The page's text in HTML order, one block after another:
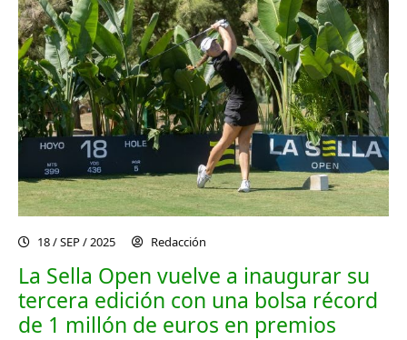
18 / SEP / 2025 Redacción
La Sella Open vuelve a inaugurar su
tercera edición con una bolsa récord
de 1 millón de euros en premios